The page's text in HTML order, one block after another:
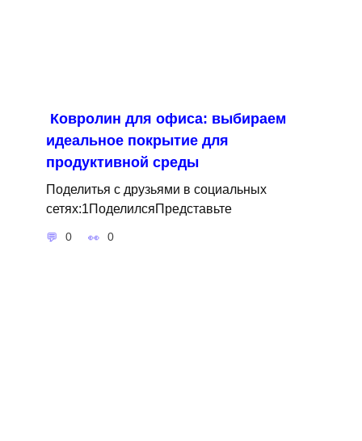
Ковролин для офиса: выбираем
идеальное покрытие для
продуктивной среды
Поделитья с друзьями в социальных
сетях:1ПоделилсяПредставьте
0 0